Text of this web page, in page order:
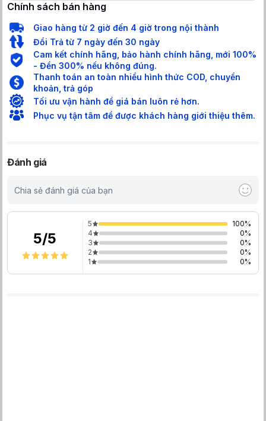
Chính sách bán hàng
Giao hàng từ 2 giờ đến 4 giờ trong nội thành
Đổi Trả từ 7 ngày đến 30 ngày
Cam kết chính hãng, bảo hành chính hãng, mới 100%
- Đền 300% nếu không đúng.
Thanh toán an toàn nhiều hình thức COD, chuyển
khoản, trả góp
Tối ưu vận hành để giá bán luôn rẻ hơn.
Phục vụ tận tâm để được khách hàng giới thiệu thêm.
Đánh giá
Chia sẻ đánh giá của bạn
5/5
5 100%
4
0%
3
0%
2
0%
1
0%